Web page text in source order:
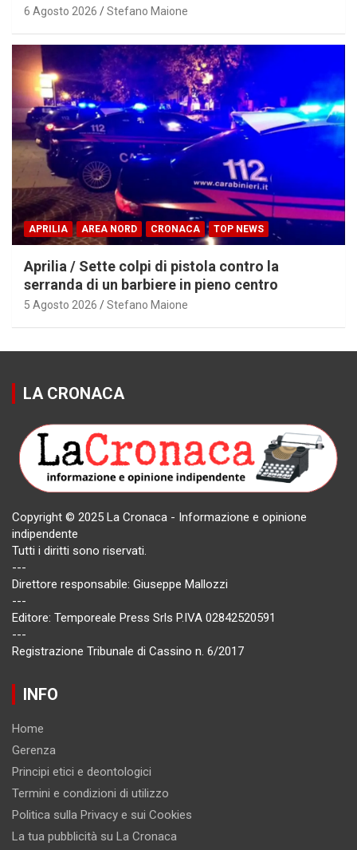
6 Agosto 2026 Stefano Maione
APRILIA AREA NORD CRONACA TOP NEWS
Aprilia / Sette colpi di pistola contro la
serranda di un barbiere in pieno centro
5 Agosto 2026 Stefano Maione
LA CRONACA
Copyright © 2025 La Cronaca - Informazione e opinione
indipendente
Tutti i diritti sono riservati.
---
Direttore responsabile: Giuseppe Mallozzi
---
Editore: Temporeale Press Srls P.IVA 02842520591
---
Registrazione Tribunale di Cassino n. 6/2017
INFO
Home
Gerenza
Principi etici e deontologici
Termini e condizioni di utilizzo
Politica sulla Privacy e sui Cookies
La tua pubblicità su La Cronaca